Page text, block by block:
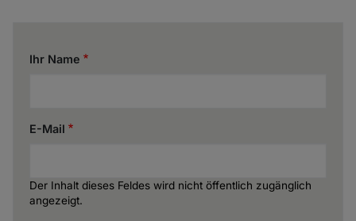
Ihr Name
E-Mail
Der Inhalt dieses Feldes wird nicht öffentlich zugänglich
angezeigt.